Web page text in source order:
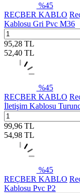
%45
REÇBER KABLO
Kablosu Gri Pvc M36
95,28 TL
52,40 TL
%45
REÇBER KABLO
İletişim Kablosu
99,96 TL
54,98 TL
%45
REÇBER KABLO
Kablosu Pvc P2